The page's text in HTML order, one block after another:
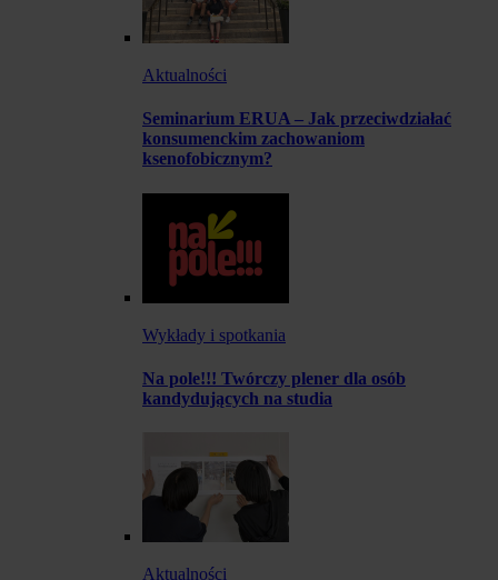
Aktualności
Seminarium ERUA – Jak przeciwdziałać
konsumenckim zachowaniom
ksenofobicznym?
Wykłady i spotkania
Na pole!!! Twórczy plener dla osób
kandydujących na studia
Aktualności